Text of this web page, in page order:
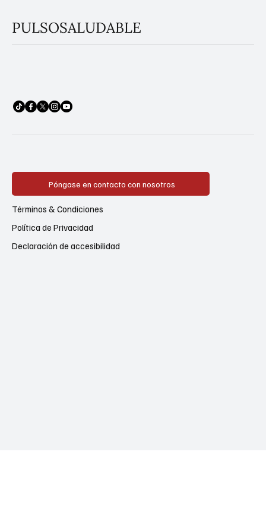
PULSOSALUDABLE
Póngase en contacto con nosotros
Política de Privacidad
Términos & Condiciones
Declaración de accesibilidad